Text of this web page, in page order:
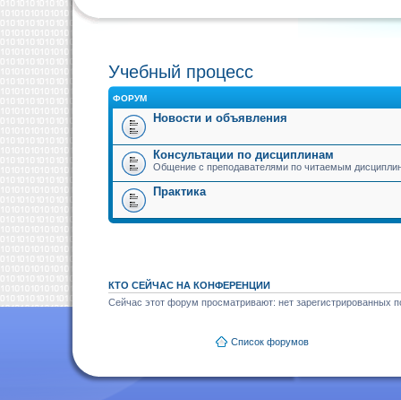
Учебный процесс
ФОРУМ
Новости и объявления
Консультации по дисциплинам
Общение с преподавателями по читаемым
Практика
КТО СЕЙЧАС НА КОНФЕРЕНЦИИ
Сейчас этот форум просматривают: нет зарегистрированных
Список форумов